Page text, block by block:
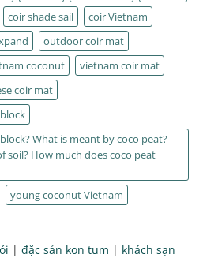
coir shade sail
coir Vietnam
outdoor coir mat
coconut
vietnam coir mat
coir mat
What is meant by coco peat?
soil? How much does coco peat
young coconut Vietnam
| đặc sản kon tum | khách sạn